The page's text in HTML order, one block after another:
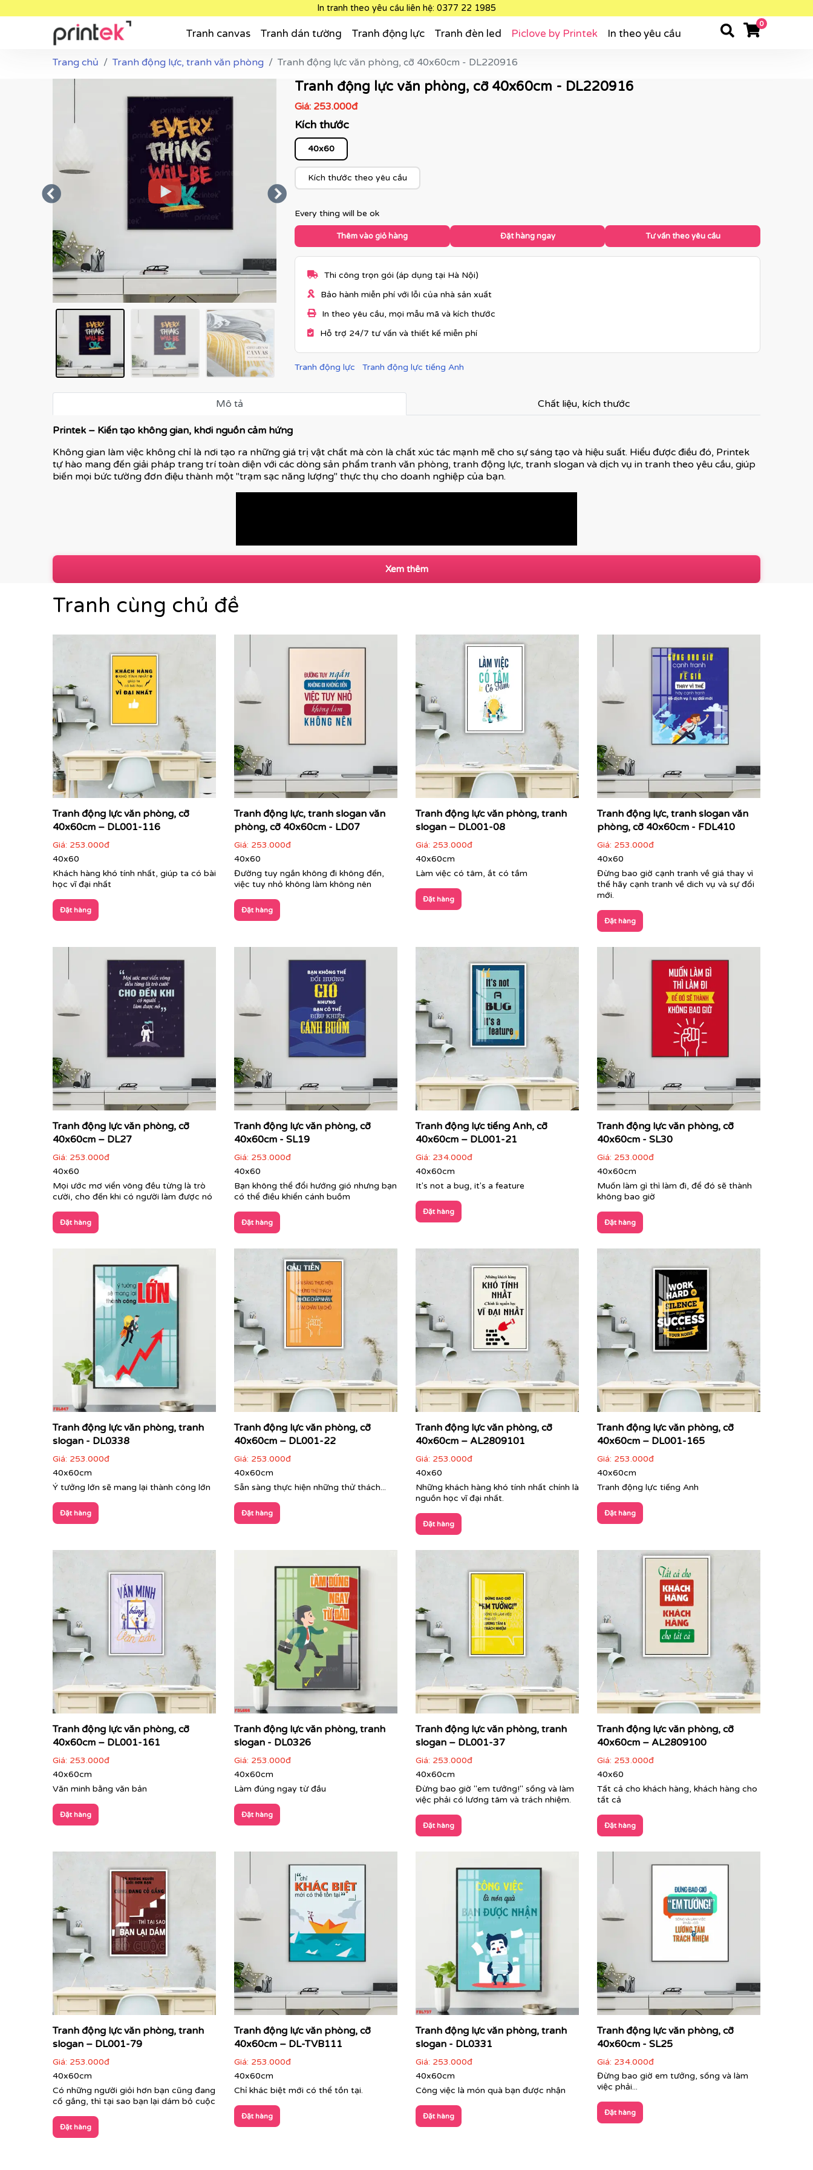
In tranh theo yêu cầu liên hệ: 0377 22 1985
Tranh canvas Tranh dán tường Tranh động lực Tranh đèn led Piclove by Printek In theo yêu cầu
0
Trang chủ Tranh động lực, tranh văn phòng Tranh động lực văn phòng, cỡ 40x60cm - DL220916
Tranh động lực văn phòng, cỡ 40x60cm - DL220916
Giá: 253.000đ
Kích thước
40x60
Kích thước theo yêu cầu
Every thing will be ok
Thêm vào giỏ hàng Đặt hàng ngay Tư vấn theo yêu cầu
Thi công trọn gói (áp dụng tại Hà Nội)
Bảo hành miễn phí với lỗi của nhà sản xuất
In theo yêu cầu, mọi mẫu mã và kích thước
Hỗ trợ 24/7 tư vấn và thiết kế miễn phí
Tranh động lực Tranh động lực tiếng Anh
Mô tả Chất liệu, kích thước
Printek – Kiến tạo không gian, khơi nguồn cảm hứng
Không gian làm việc không chỉ là nơi tạo ra những giá trị vật chất mà còn là chất xúc tác mạnh mẽ cho sự sáng tạo và hiệu suất. Hiểu được điều đó, Printek
tự hào mang đến giải pháp trang trí toàn diện với các dòng sản phẩm tranh văn phòng, tranh động lực, tranh slogan và dịch vụ in tranh theo yêu cầu, giúp
biến mọi bức tường đơn điệu thành một "trạm sạc năng lượng" thực thụ cho doanh nghiệp của bạn.
Printek thi công tranh động lực theo yêu cầu cho khách hàng
Các dòng sản phẩm nổi bật tại Printek:
Tranh động lực & Tranh slogan:
Những câu nói truyền cảm hứng, những thông điệp kinh doanh cốt lõi được thiết kế với phong cách typography hiện đại,
mạnh mẽ. Đây là giải pháp hoàn hảo để thúc đẩy tinh thần làm việc, gắn kết đội ngũ và nhắc nhở nhân viên về mục tiêu chung mỗi ngày.
Cận cảnh tranh động lực do Printek sản xuất
Cận cảnh tranh động lực do Printek sản xuất
Tranh Văn Phòng:Đa dạng phong cách từ hiện đại, tối giản đến nghệ thuật sáng tạo. Printek giúp định hình không gian làm việc chuyên nghiệp, tạo ấn
tượng mạnh mẽ với đối tác, khách hàng ngay từ ánh nhìn đầu tiên, đồng thời mang lại sự thư giãn cho nhân viên sau những giờ làm việc căng thẳng.
Xem thêm
Tranh cùng chủ đề
Tranh động lực văn phòng, cỡ
40x60cm – DL001-116
Giá: 253.000đ
40x60
Khách hàng khó tính nhất, giúp ta có bài
học vĩ đại nhất
Đặt hàng
Tranh động lực, tranh slogan văn
phòng, cỡ 40x60cm - LD07
Giá: 253.000đ
40x60
Đường tuy ngắn không đi không đến,
việc tuy nhỏ không làm không nên
Đặt hàng
Tranh động lực văn phòng, tranh
slogan – DL001-08
Giá: 253.000đ
40x60cm
Làm việc có tâm, ắt có tầm
Đặt hàng
Tranh động lực, tranh slogan văn
phòng, cỡ 40x60cm - FDL410
Giá: 253.000đ
40x60
Đừng bao giờ cạnh tranh về giá thay vì
thế hãy cạnh tranh về dich vụ và sự đổi
mới.
Đặt hàng
Tranh động lực văn phòng, cỡ
40x60cm – DL27
Giá: 253.000đ
40x60
Mọi ước mơ viển vông đều từng là trò
cười, cho đến khi có người làm được nó
Đặt hàng
Tranh động lực văn phòng, cỡ
40x60cm - SL19
Giá: 253.000đ
40x60
Bạn không thể đổi hướng gió nhưng bạn
có thể điều khiển cánh buồm
Đặt hàng
Tranh động lực tiếng Anh, cỡ
40x60cm – DL001-21
Giá: 234.000đ
40x60cm
It's not a bug, it's a feature
Đặt hàng
Tranh động lực văn phòng, cỡ
40x60cm - SL30
Giá: 253.000đ
40x60cm
Muốn làm gì thì làm đi, để đó sẽ thành
không bao giờ
Đặt hàng
Tranh động lực văn phòng, tranh
slogan - DL0338
Giá: 253.000đ
40x60cm
Ý tưởng lớn sẽ mang lại thành công lớn
Đặt hàng
Tranh động lực văn phòng, cỡ
40x60cm – DL001-22
Giá: 253.000đ
40x60cm
Sẵn sàng thực hiện những thử thách...
Đặt hàng
Tranh động lực văn phòng, cỡ
40x60cm – AL2809101
Giá: 253.000đ
40x60
Những khách hàng khó tính nhất chính là
nguồn học vĩ đại nhất.
Đặt hàng
Tranh động lực văn phòng, cỡ
40x60cm – DL001-165
Giá: 253.000đ
40x60cm
Tranh động lực tiếng Anh
Đặt hàng
Tranh động lực văn phòng, cỡ
40x60cm – DL001-161
Giá: 253.000đ
40x60cm
Văn minh bằng văn bản
Đặt hàng
Tranh động lực văn phòng, tranh
slogan - DL0326
Giá: 253.000đ
40x60cm
Làm đúng ngay từ đầu
Đặt hàng
Tranh động lực văn phòng, tranh
slogan – DL001-37
Giá: 253.000đ
40x60cm
Đừng bao giờ "em tưởng!" sống và làm
việc phải có lương tâm và trách nhiệm.
Đặt hàng
Tranh động lực văn phòng, cỡ
40x60cm – AL2809100
Giá: 253.000đ
40x60
Tất cả cho khách hàng, khách hàng cho
tất cả
Đặt hàng
Tranh động lực văn phòng, tranh
slogan – DL001-79
Giá: 253.000đ
40x60cm
Có những người giỏi hơn bạn cũng đang
cố gắng, thì tại sao bạn lại dám bỏ cuộc
Đặt hàng
Tranh động lực văn phòng, cỡ
40x60cm – DL-TVB111
Giá: 253.000đ
40x60cm
Chỉ khác biệt mới có thể tồn tại.
Đặt hàng
Tranh động lực văn phòng, tranh
slogan - DL0331
Giá: 253.000đ
40x60cm
Công việc là món quà bạn được nhận
Đặt hàng
Tranh động lực văn phòng, cỡ
40x60cm - SL25
Giá: 234.000đ
Đừng bao giờ em tưởng, sống và làm
việc phải...
Đặt hàng